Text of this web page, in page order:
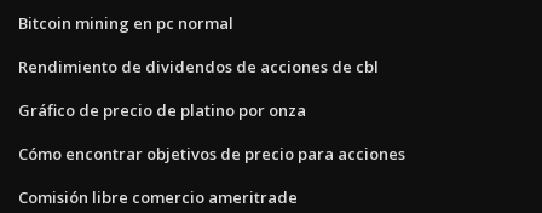
Bitcoin mining en pc normal
Rendimiento de dividendos de acciones de cbl
Gráfico de precio de platino por onza
Cómo encontrar objetivos de precio para acciones
Comisión libre comercio ameritrade